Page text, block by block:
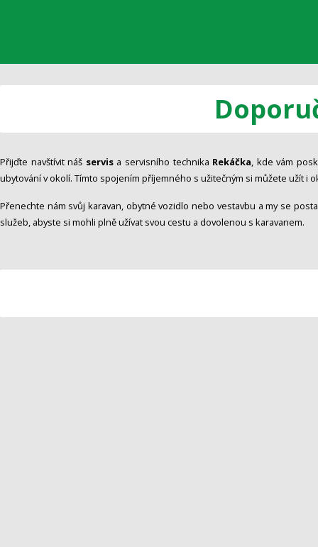
Přijďte navštívit náš servis a servisního technika Rekáčka, kde vám
ubytování v okolí. Tímto spojením příjemného s užitečným si můžete užít i
Přenechte nám svůj karavan, obytné vozidlo nebo vestavbu a my se
služeb, abyste si mohli plně užívat svou cestu a dovolenou s karavanem.